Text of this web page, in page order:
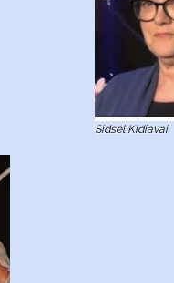
Sidsel Kidiavai